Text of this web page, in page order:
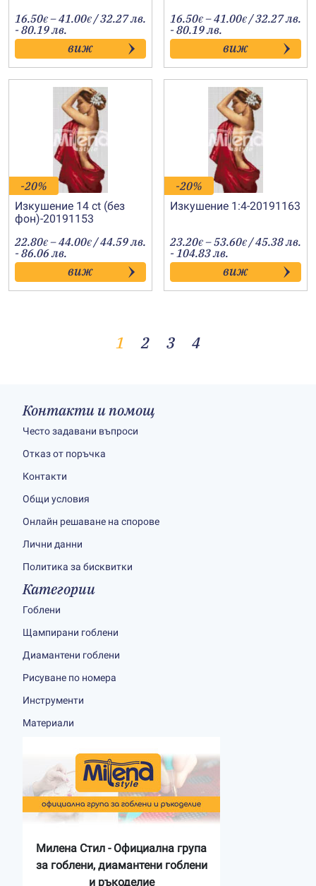
16.50€ –41.00€Price
range:
16.50€
through
41.00€
/ 32.27 лв.
- 80.19 лв.
виж
16.50€ –41.00€Price
range:
16.50€
through
41.00€
/ 32.27 лв.
- 80.19 лв.
виж
-20%
Изкушение 14 ct (без
фон)-20191153
22.80€ –44.00€Price
range:
22.80€
through
44.00€
/ 44.59 лв.
- 86.06 лв.
виж
-20%
Изкушение 1:4-20191163
23.20€ –53.60€Price
range:
23.20€
through
53.60€
/ 45.38 лв.
- 104.83 лв.
виж
1 2 3 4
Контакти и помощ
Често задавани въпроси
Отказ от поръчка
Контакти
Общи условия
Онлайн решаване на спорове
Лични данни
Политика за бисквитки
Категории
Гоблени
Щампирани гоблени
Диамантени гоблени
Рисуване по номера
Инструменти
Материали
Милена Стил - Официална група
за гоблени, диамантени гоблени
и ръкоделие